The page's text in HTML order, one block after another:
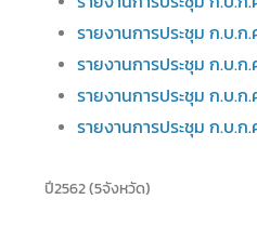
รายงานการประชุม ก.บ.
รายงานการประชุม ก.บ.ก
รายงานการประชุม ก.บ.ก
รายงานการประชุม ก.บ.ก
ปี2562 (5จังหวัด)